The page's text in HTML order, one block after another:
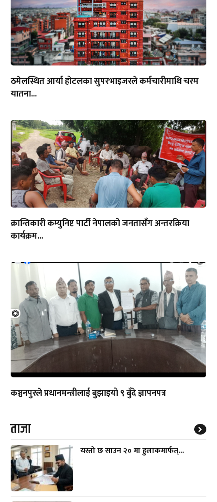
ठमेलस्थित आर्या होटलका सुपरभाइजरले कर्मचारीमाथि चरम
यातना...
क्रान्तिकारी कम्युनिष्ट पार्टी नेपालको जनतासँग अन्तरक्रिया
कार्यक्रम...
कञ्चनपुरले प्रधानमन्त्रीलाई बुझाइयो ९ बुँदे ज्ञापनपत्र
ताजा
यस्तो छ साउन २० मा हुलाकमार्फत्...